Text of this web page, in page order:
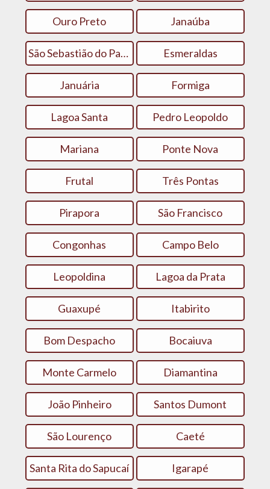
Ouro Preto Janaúba
São Sebastião do Paraíso Esmeraldas
Januária Formiga
Lagoa Santa Pedro Leopoldo
Mariana Ponte Nova
Frutal Três Pontas
Pirapora São Francisco
Congonhas Campo Belo
Leopoldina Lagoa da Prata
Guaxupé Itabirito
Bom Despacho Bocaiuva
Monte Carmelo Diamantina‎
João Pinheiro Santos Dumont
São Lourenço Caeté
Santa Rita do Sapucaí Igarapé